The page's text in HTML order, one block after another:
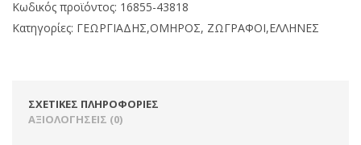
Κωδικός προϊόντος: 16855-43818
Κατηγορίες: ΓΕΩΡΓΙΑΔΗΣ,ΟΜΗΡΟΣ, ΖΩΓΡΑΦΟΙ,ΕΛΛΗΝΕΣ
ΣΧΕΤΙΚΈΣ ΠΛΗΡΟΦΟΡΊΕΣ
ΑΞΙΟΛΟΓΉΣΕΙΣ (0)